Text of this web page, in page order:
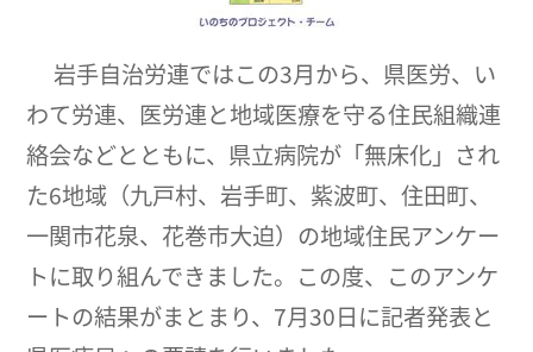
岩手自治労連ではこの3月から、県医労、い
わて労連、医労連と地域医療を守る住民組織連
絡会などとともに、県立病院が「無床化」され
た6地域（九戸村、岩手町、紫波町、住田町、
一関市花泉、花巻市大迫）の地域住民アンケー
トに取り組んできました。この度、このアンケ
ートの結果がまとまり、7月30日に記者発表と